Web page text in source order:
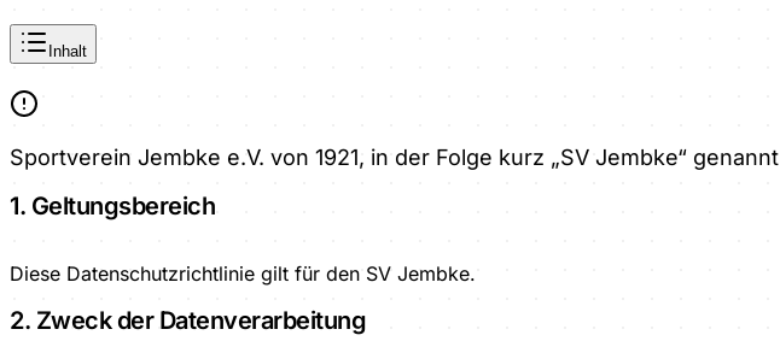
Inhalt
Sportverein Jembke e.V. von 1921, in der Folge kurz „SV Jembke“ genannt
1. Geltungsbereich
Diese Datenschutzrichtlinie gilt für den SV Jembke.
2. Zweck der Datenverarbeitung